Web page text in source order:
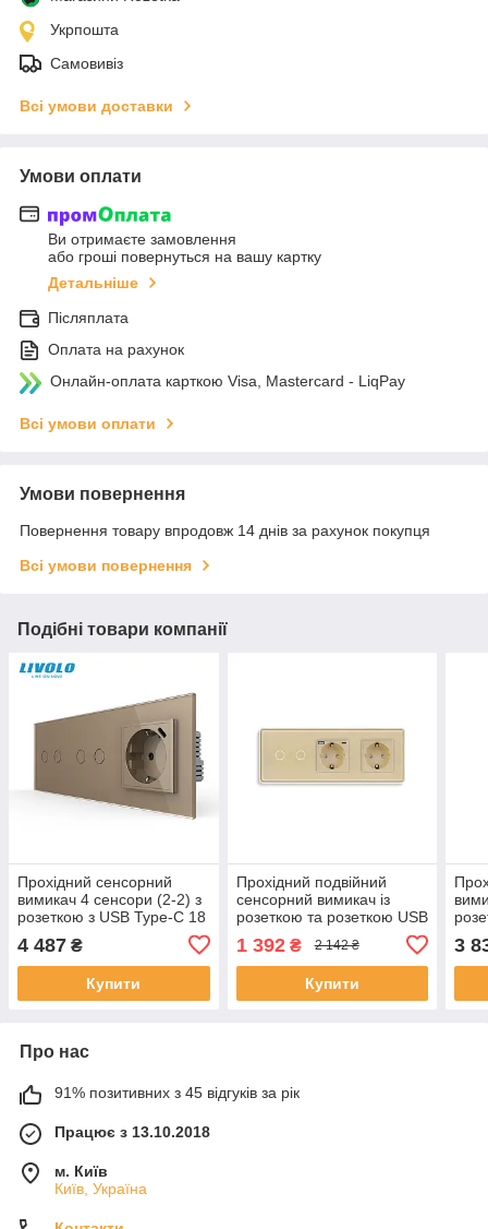
Укрпошта
Самовивіз
Всі умови доставки
Умови оплати
Ви отримаєте замовлення
або гроші повернуться на вашу картку
Детальніше
Післяплата
Оплата на рахунок
Онлайн-оплата карткою Visa, Mastercard - LiqPay
Всі умови оплати
Умови повернення
Повернення товару впродовж 14 днів за рахунок покупця
Всі умови повернення
Подібні товари компанії
Прохідний сенсорний
вимикач 4 сенсори (2-2) з
розеткою з USB Type-C 18
Вт, заземлення, LIVOLO
золото скло
4 487 ₴
Купити
Прохідний подвійний
сенсорний вимикач із
розеткою та розеткою USB
A+C 20Вт, із заземленням
ELIOS золото скло
1 392₴ 2 142 ₴
Купити
3
Про нас
91% позитивних з 45 відгуків за рік
Працює з 13.10.2018
м. Київ
Київ, Україна